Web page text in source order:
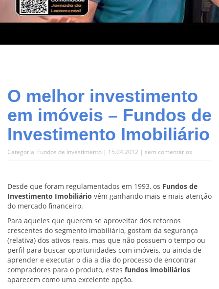
O melhor investimento
em imóveis – Fundos de
Investimento Imobiliário
Categoria: Fundos de Investimento | 15.04.2012 | sem comentários
Desde que foram regulamentados em 1993, os Fundos de
Investimento Imobiliário vêm ganhando mais e mais atenção
do mercado financeiro.
Para aqueles que querem se aproveitar dos retornos
crescentes do segmento imobiliário, gostam da segurança
(relativa) dos ativos reais, mas que não possuem o tempo ou
perfil para buscar oportunidades com imóveis, ou ainda de
aprender e executar o dia a dia do processo de encontrar
compradores para o produto, estes fundos imobiliários
aparecem como uma excelente opção.